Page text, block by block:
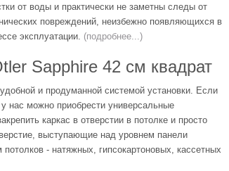
от воды и практически не заметны следы от
повреждений, неизбежно появляющихся в
эксплуатации. (подробнее...)
Sapphire 42 см квадрат
и продуманной системой установки. Если
нас можно приобрести универсальные
каркас в отверстии в потолке и просто
выступающие над уровнем панели
- натяжных, гипсокартоновых, кассетных